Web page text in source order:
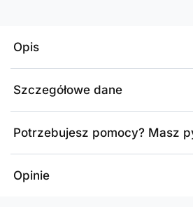
Opis
Szczegółowe dane
Potrzebujesz pomocy? Masz
Opinie